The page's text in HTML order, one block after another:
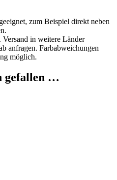
zum Beispiel direkt neben
in weitere Länder
anfragen. Farbabweichungen
möglich.
gefallen …